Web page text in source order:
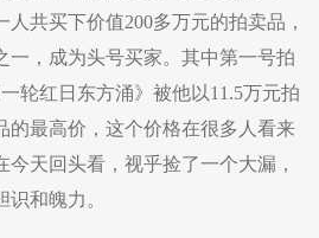
共买下价值200多万元的拍卖品，
一，成为头号买家。其中第一号拍
轮红日东方涌》被他以11.5万元拍
的最高价，这个价格在很多人看来
天回头看，视乎捡了一个大漏，
和魄力。